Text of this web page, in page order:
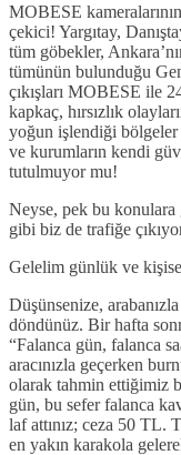
MOBESE
çekici! Yargıtay,
tüm göbekler,
tümünün bulunduğu
çıkışları MOBESE ile
kapkaç, hırsızlık
yoğun işlendiği
ve kurumların kendi
tutulmuyor mu!
Neyse, pek bu konulara
gibi biz de trafiğe
Gelelim günlük ve
Düşünsenize,
döndünüz. Bir hafta
“Falanca gün, falanca
aracınızla geçerken
olarak tahmin ettiğimiz
gün, bu sefer falanca
laf attınız; ceza 50 TL.
en yakın karakola